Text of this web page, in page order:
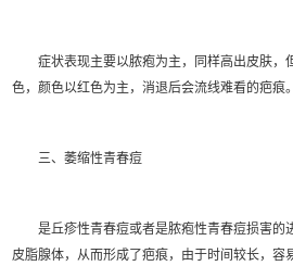
症状表现主要以脓疱为主，同样高出皮肤，
色，颜色以红色为主，消退后会流线难看的疤痕。
三、萎缩性青春痘
是丘疹性青春痘或者是脓疱性青春痘损害的
皮脂腺体，从而形成了疤痕，由于时间较长，容